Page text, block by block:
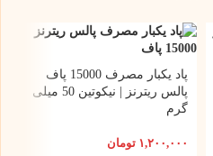
پاد یکبار مصرف 15000 پاف
پالس ریترنز | نیکوتین 50 میلی
گرم
۱,۲۰۰,۰۰۰ تومان